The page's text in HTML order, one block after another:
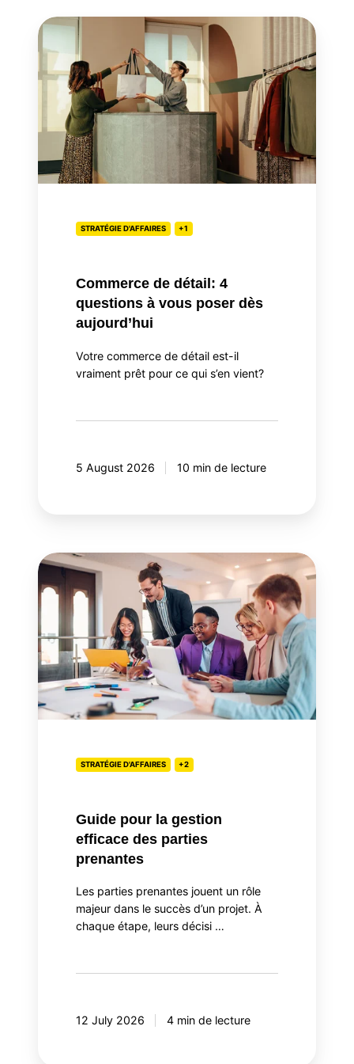
Commerce
de
détail:
4
questions
vous
poser
dès
STRATÉGIE D'AFFAIRES +1
Commerce de détail: 4
questions à vous poser dès
aujourd’hui
Votre commerce de détail est-il
vraiment prêt pour ce qui s’en vient?
5 August 2026 10 min de lecture
Guide
pour
la
gestion
efficace
des
parties
prenantes
STRATÉGIE D'AFFAIRES +2
Guide pour la gestion
efficace des parties
prenantes
Les parties prenantes jouent un rôle
majeur dans le succès d’un projet. À
chaque étape, leurs décisi …
12 July 2026 4 min de lecture